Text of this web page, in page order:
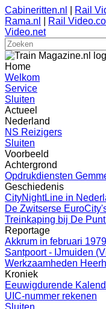
Cabineritten.nl Rail
Rama.nl
Rail
Video.net
Home
Welkom
Service
Sluiten
Actueel
Nederland
NS Reizigers
Sluiten
Voorbeeld
Achtergrond
Opdrukdiensten
Geschiedenis
CityNightLine in
De Zwitserse
Treinkaping bij De
Reportage
Akkrum in februari 1979
Santpoort - IJmuiden
Werkzaamheden
Kroniek
Eeuwigdurende
UIC-nummer rekenen
Sluiten